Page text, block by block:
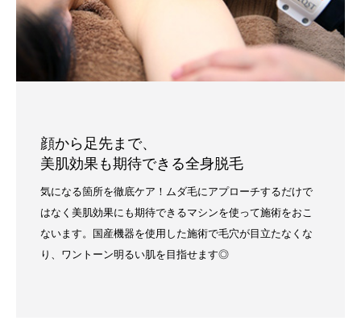
顔から足先まで、
美肌効果も期待できる全身脱毛
気になる箇所を徹底ケア！ムダ毛にアプローチするだけで
はなく美肌効果にも期待できるマシンを使って施術をおこ
ないます。国産機器を使用した施術で毛穴が目立たなくな
り、ワントーン明るい肌を目指せます◎